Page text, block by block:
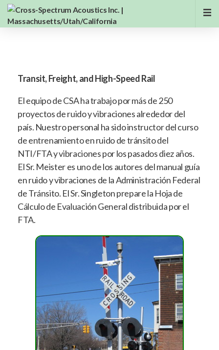
Transit, Freight, and High-Speed Rail
El equipo de CSA ha trabajo por más de 250
proyectos de ruido y vibraciones alrededor del
país. Nuestro personal ha sido instructor del curso
de entrenamiento en ruido de tránsito del
NTI/FTA y vibraciones por los pasados diez años.
El Sr. Meister es uno de los autores del manual guía
en ruido y vibraciones de la Administración Federal
de Tránsito. El Sr. Singleton prepare la Hoja de
Cálculo de Evaluación General distribuida por el
FTA.